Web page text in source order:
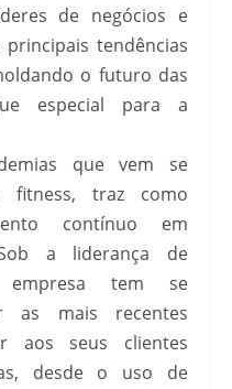
de negócios e
tendências
o futuro das
especial para a
que vem se
fitness, traz como
contínuo em
a liderança de
empresa tem se
as mais recentes
aos seus clientes
desde o uso de